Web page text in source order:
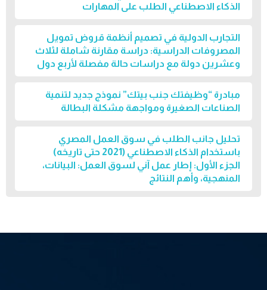
الذكاء الاصطناعي الطلب على المهارات
التجارب الدولية في تصميم أنظمة قروض تمويل
المصروفات الدراسية: دراسة مقارنة شاملة لثلاث
وعشرين دولة مع دراسات حالة مفصلة لأربع دول
مبادرة “وظيفتك جنب بيتك” نموذج جديد لتنمية
الصناعات الصغيرة ومواجهة مشكلة البطالة
تحليل جانب الطلب في سوق العمل المصري
باستخدام الذكاء الاصطناعي (2021 حتى تاريخه)
الجزء الأول: إطار عمل آني لسوق العمل: البيانات،
المنهجية، وأهم النتائج